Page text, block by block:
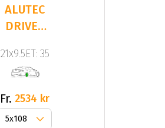
ALUTEC
DRIVEX
Gray
21x9.5ET: 35
Fr. 2534 kr